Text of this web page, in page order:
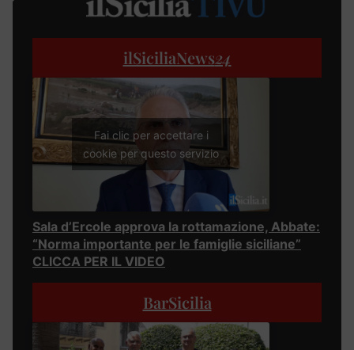
ilSiciliaNews24
Fai clic per accettare i
cookie per questo servizio
Sala d’Ercole approva la rottamazione, Abbate:
“Norma importante per le famiglie siciliane”
CLICCA PER IL VIDEO
BarSicilia